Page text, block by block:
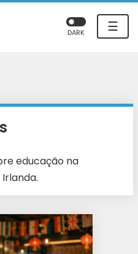
☰
DARK
educação na